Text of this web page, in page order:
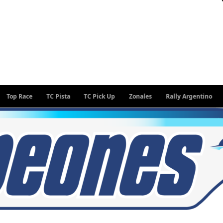
TC Pista TC Pick Up Zonales Rally Argentino WEC